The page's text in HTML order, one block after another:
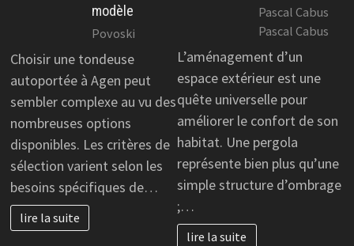
modèle
Povoski
Choisir une tondeuse
autoportée à Agen peut
sembler complexe au vu des
nombreuses options
disponibles. Les critères de
sélection varient selon les
besoins spécifiques de…
lire la suite
Pascal Cabus
Pascal Cabus
L’aménagement d’un
espace extérieur est une
quête universelle pour
améliorer le confort de son
habitat. Une pergola
représente bien plus qu’une
simple structure d’ombrage
;…
lire la suite